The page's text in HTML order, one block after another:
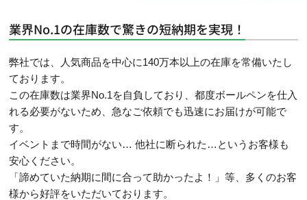
業界No.1の在庫数で驚きの短納期を実現！
弊社では、人気商品を中心に140万本以上の在庫を常備いたし
ております。
この在庫数は業界No.1を自負しており、都度ボールペンを仕入
れる必要がないため、急なご依頼でも迅速にお届けが可能で
す。
イベントまで時間がない… 他社に断られた…というお客様も
安心ください。
「諦めていた納期に間に合って助かったよ！」等、多くのお客
様から好評をいただいております。